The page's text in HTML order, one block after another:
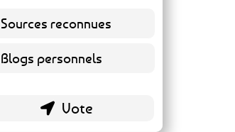
Sources reconnues
139 ( 73.16 % )
Blogs personnels51 ( 26.84 % )